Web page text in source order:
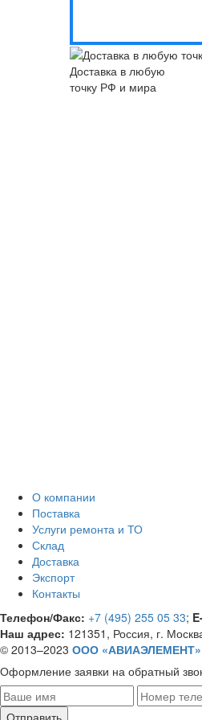
Доставка в любую
точку РФ и мира
О компании
Поставка
Услуги ремонта и ТО
Склад
Доставка
Экспорт
Контакты
Телефон/Факс: +7 (495) 255 05 33;
Наш адрес: 121351, Россия, г.
© 2013–2023 ООО «АВИАЭЛЕМЕНТ»
Оформление заявки на обратный